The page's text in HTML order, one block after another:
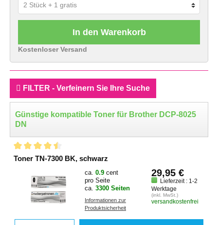
In den Warenkorb
Kostenloser Versand
FILTER - Verfeinern Sie Ihre Suche
Günstige kompatible Toner für Brother DCP-8025
DN
Toner TN-7300 BK, schwarz
ca. 0.9 cent
pro Seite
ca. 3300 Seiten
Informationen zur
Produktsicherheit
29,95 €
Lieferzeit : 1-2
Werktage
(inkl. MwSt.)
versandkostenfrei